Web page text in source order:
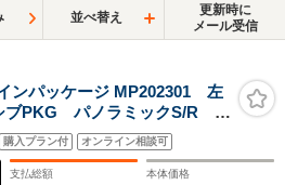
並べ替え
更新時に
メール受信
ンパッケージ MP202301 左
ブPKG パノラミックS/R ブ
ップディスプレイ エアバ
フットオープナー メモリー
&ベンチレーター 黒本革
購入プラン付 オンライン相談可
支払総額 本体価格